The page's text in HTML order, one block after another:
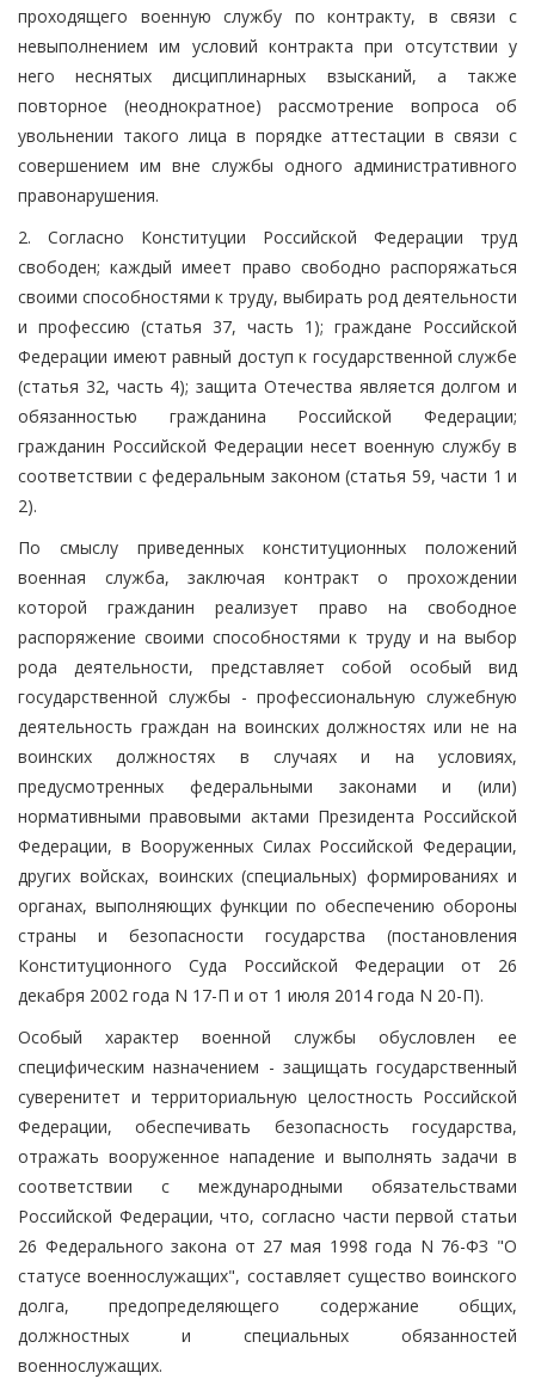
проходящего военную службу по контракту, в связи с
невыполнением им условий контракта при отсутствии у
него неснятых дисциплинарных взысканий, а также
повторное (неоднократное) рассмотрение вопроса об
увольнении такого лица в порядке аттестации в связи с
совершением им вне службы одного административного
правонарушения.
2. Согласно Конституции Российской Федерации труд
свободен; каждый имеет право свободно распоряжаться
своими способностями к труду, выбирать род деятельности
и профессию (статья 37, часть 1); граждане Российской
Федерации имеют равный доступ к государственной службе
(статья 32, часть 4); защита Отечества является долгом и
обязанностью гражданина Российской Федерации;
гражданин Российской Федерации несет военную службу в
соответствии с федеральным законом (статья 59, части 1 и
2).
По смыслу приведенных конституционных положений
военная служба, заключая контракт о прохождении
которой гражданин реализует право на свободное
распоряжение своими способностями к труду и на выбор
рода деятельности, представляет собой особый вид
государственной службы - профессиональную служебную
деятельность граждан на воинских должностях или не на
воинских должностях в случаях и на условиях,
предусмотренных федеральными законами и (или)
нормативными правовыми актами Президента Российской
Федерации, в Вооруженных Силах Российской Федерации,
других войсках, воинских (специальных) формированиях и
органах, выполняющих функции по обеспечению обороны
страны и безопасности государства (постановления
Конституционного Суда Российской Федерации от 26
декабря 2002 года N 17-П и от 1 июля 2014 года N 20-П).
Особый характер военной службы обусловлен ее
специфическим назначением - защищать государственный
суверенитет и территориальную целостность Российской
Федерации, обеспечивать безопасность государства,
отражать вооруженное нападение и выполнять задачи в
соответствии с международными обязательствами
Российской Федерации, что, согласно части первой статьи
26 Федерального закона от 27 мая 1998 года N 76-ФЗ "О
статусе военнослужащих", составляет существо воинского
долга, предопределяющего содержание общих,
должностных и специальных обязанностей
военнослужащих.